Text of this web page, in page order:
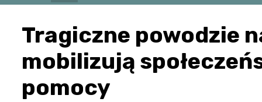
Tragiczne powodzie
mobilizują
pomocy